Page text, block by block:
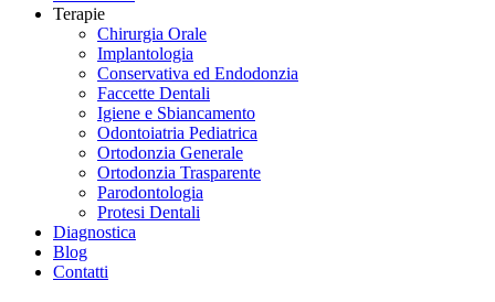
Terapie
Chirurgia Orale
Implantologia
Conservativa ed Endodonzia
Faccette Dentali
Igiene e Sbiancamento
Odontoiatria Pediatrica
Ortodonzia Generale
Ortodonzia Trasparente
Parodontologia
Protesi Dentali
Diagnostica
Blog
Contatti